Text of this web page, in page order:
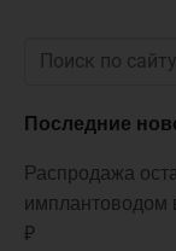
Последние
Распродажа
имплантоводом
₽